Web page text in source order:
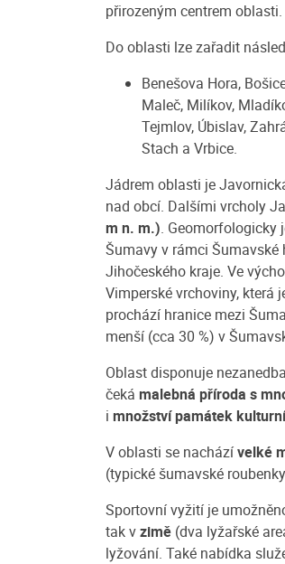
přirozeným centrem oblasti.
Do oblasti lze zařadit
Benešova Hora,
Maleč, Milíkov,
Tejmlov, Úbislav,
Stach a Vrbice.
Jádrem oblasti je
nad obcí. Dalšími vrcholy
m n. m.). Geomorfologicky
Šumavy v rámci Šumavské
Jihočeského kraje. Ve
Vimperské vrchoviny, která
prochází hranice mezi
menší (cca 30 %) v
Oblast disponuje
čeká malebná příroda s
i množství památek
V oblasti se nacházívelké
(typické šumavské
Sportovní vyžití je
tak vzimě (dva lyžařské
lyžování. Také nabídka